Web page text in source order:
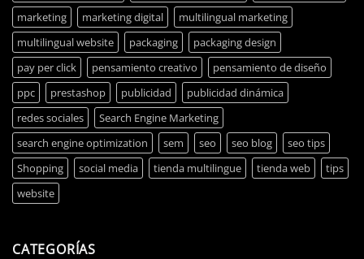
marketing
marketing digital
multilingual marketing
multilingual website
packaging
packaging design
pay per click
pensamiento creativo
pensamiento de diseño
ppc
prestashop publicidad
publicidad dinámica
redes sociales
Search Engine Marketing
search engine optimization
sem seo seo blog
seo tips
Shopping
social media tienda multilingue tienda web
tips
website
CATEGORÍAS